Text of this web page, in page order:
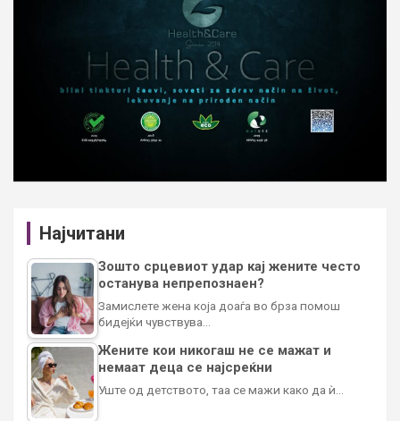
Најчитани
Зошто срцевиот удар кај жените често
останува непрепознаен?
Замислете жена која доаѓа во брза помош
бидејќи чувствува…
Жените кои никогаш не се мажат и
немаат деца се најсреќни
Уште од детството, таа се мажи како да ѝ…